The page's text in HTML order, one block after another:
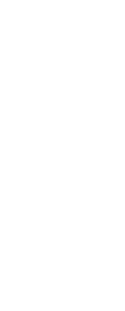
unserer
diese Informationen
Nutzung der
wie zum
Diese Cookies
ändern, wie die
der Sie sich befinden.